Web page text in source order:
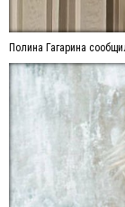
Полина Гагарина